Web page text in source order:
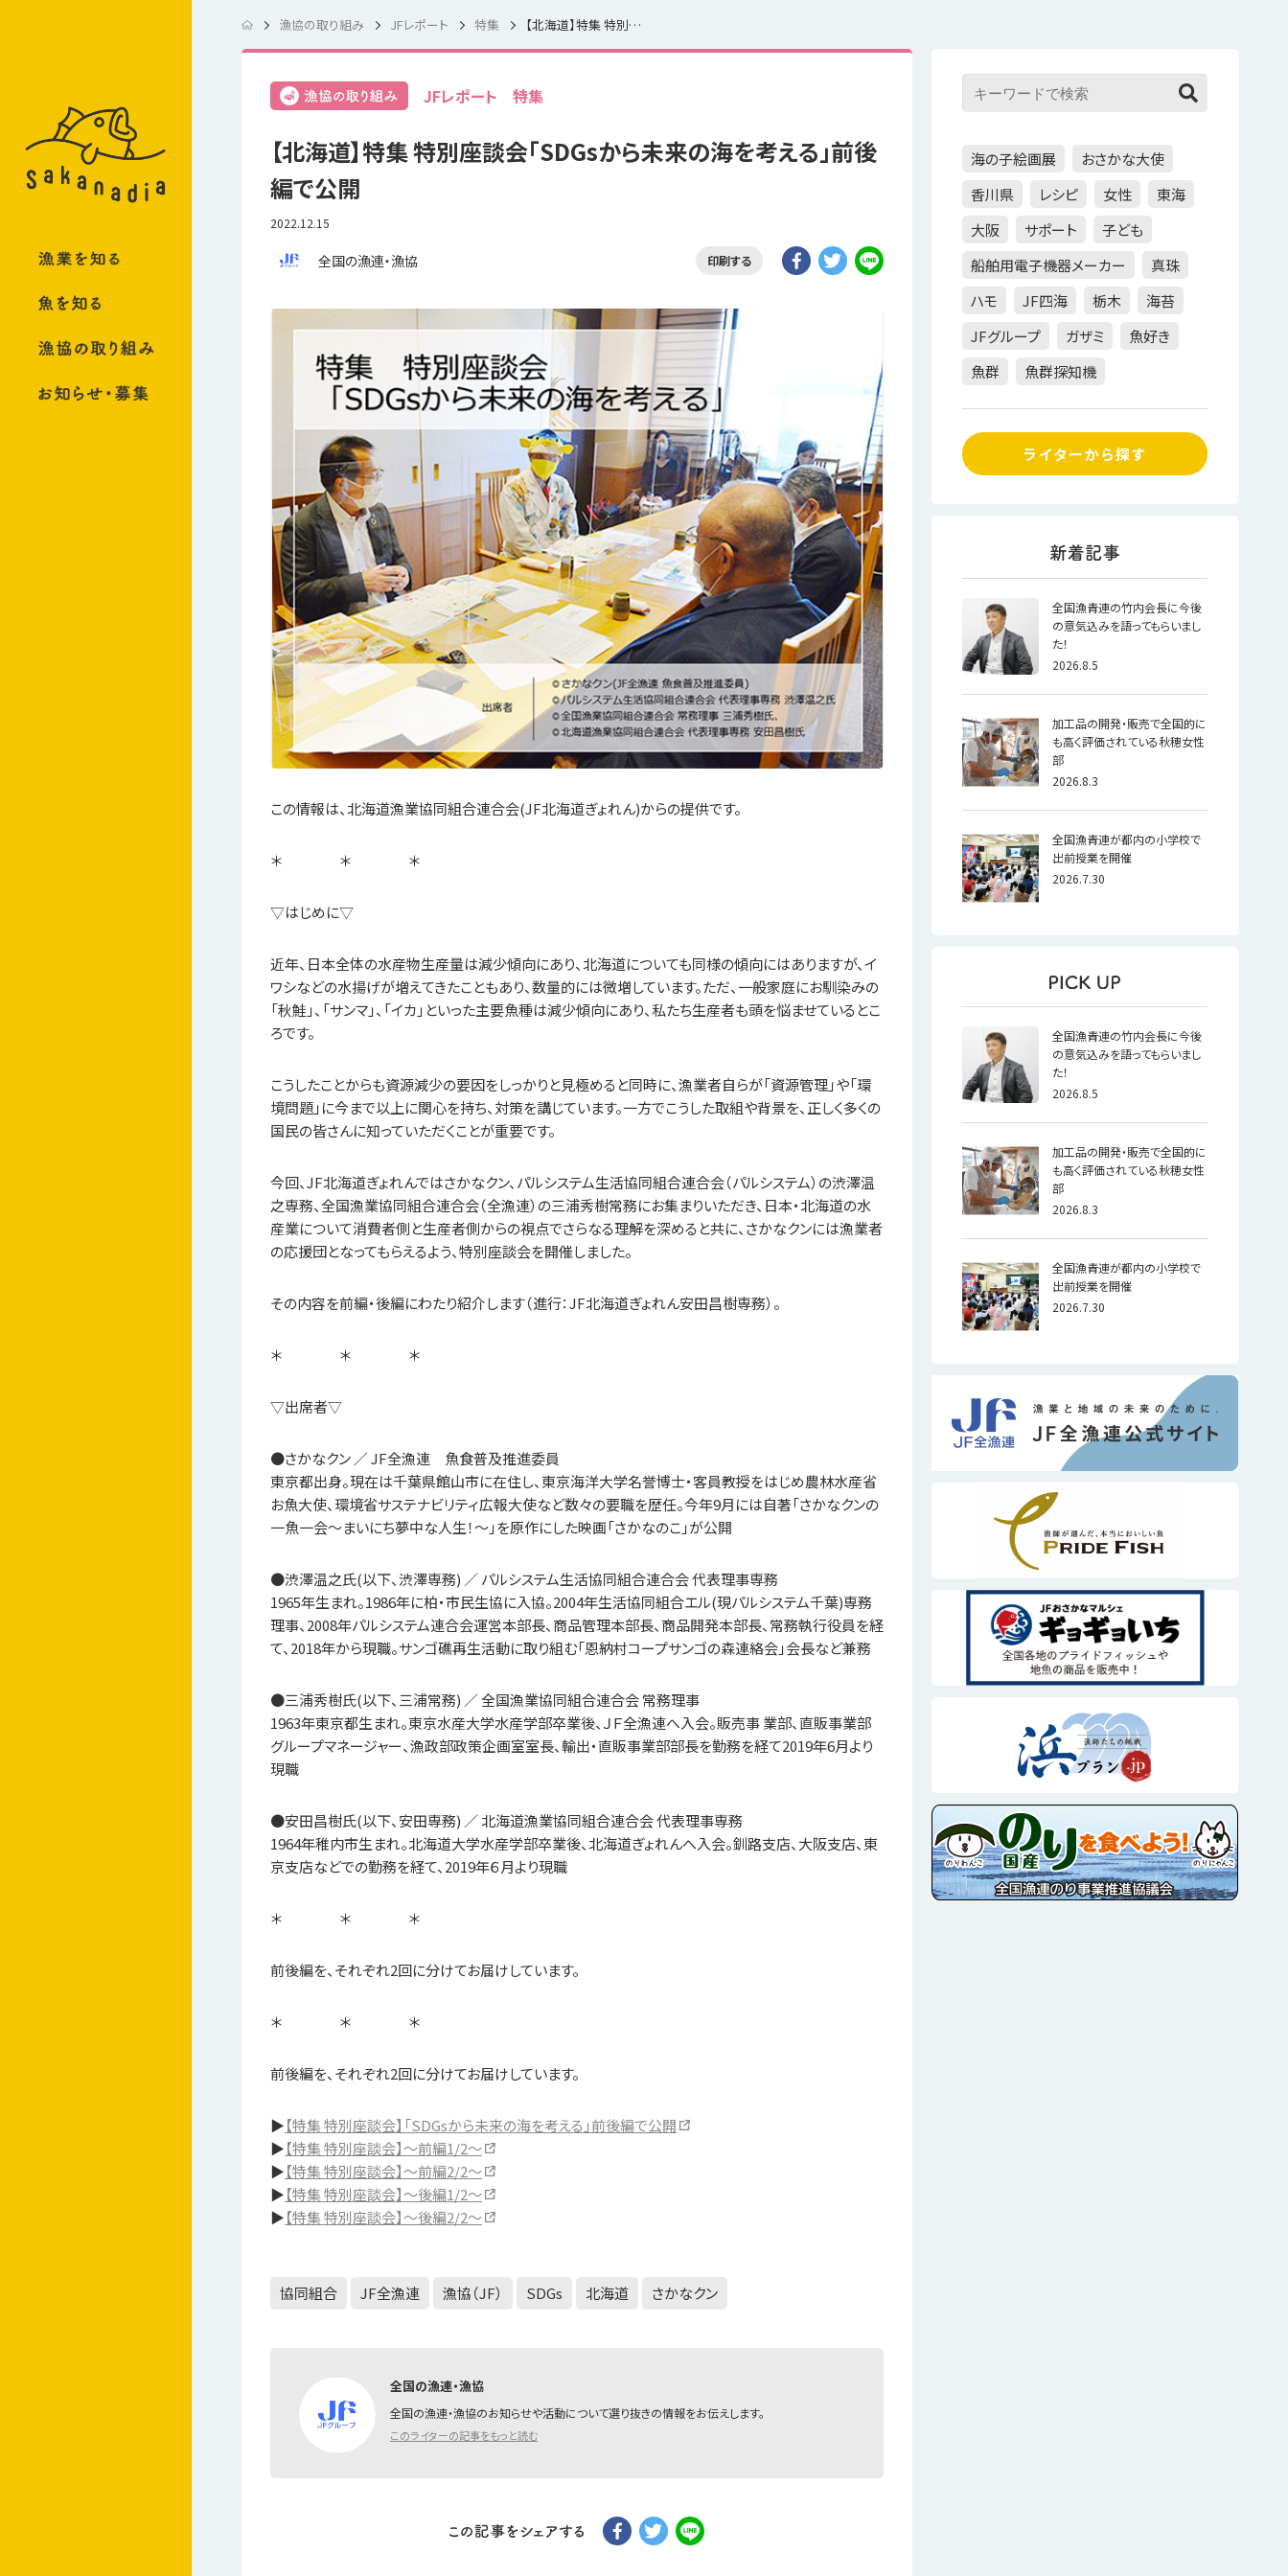
漁協の取り組み JFレポート 特集 【北海道】特集 特別座談会「SDGsから未来の海を考える」前後編で公開
JFレポート 特集
【北海道】特集 特別座談会「SDGsから未来の海を考える」前後
編で公開
2022.12.15
全国の漁連・漁協 印刷する
この情報は、北海道漁業協同組合連合会(JF北海道ぎょれん)からの提供です。
＊ ＊ ＊
▽はじめに▽
近年、日本全体の水産物生産量は減少傾向にあり、北海道についても同様の傾向にはありますが、イ
ワシなどの水揚げが増えてきたこともあり、数量的には微増しています。ただ、一般家庭にお馴染みの
「秋鮭」、「サンマ」、「イカ」といった主要魚種は減少傾向にあり、私たち生産者も頭を悩ませているとこ
ろです。
こうしたことからも資源減少の要因をしっかりと見極めると同時に、漁業者自らが「資源管理」や「環
境問題」に今まで以上に関心を持ち、対策を講じています。一方でこうした取組や背景を、正しく多くの
国民の皆さんに知っていただくことが重要です。
今回、JF北海道ぎょれんではさかなクン、パルシステム生活協同組合連合会（パルシステム）の渋澤温
之専務、全国漁業協同組合連合会（全漁連）の三浦秀樹常務にお集まりいただき、日本・北海道の水
産業について消費者側と生産者側からの視点でさらなる理解を深めると共に、さかなクンには漁業者
の応援団となってもらえるよう、特別座談会を開催しました。
その内容を前編・後編にわたり紹介します（進行：JF北海道ぎょれん安田昌樹専務）。
＊ ＊ ＊
▽出席者▽
●さかなクン ／ JF全漁連 魚食普及推進委員
東京都出身。現在は千葉県館山市に在住し、東京海洋大学名誉博士・客員教授をはじめ農林水産省
お魚大使、環境省サステナビリティ広報大使など数々の要職を歴任。今年9月には自著「さかなクンの
一魚一会～まいにち夢中な人生！～」を原作にした映画「さかなのこ」が公開
●渋澤温之氏(以下、渋澤専務) ／ パルシステム生活協同組合連合会 代表理事専務
1965年生まれ。1986年に柏・市民生協に入協。2004年生活協同組合エル(現パルシステム千葉)専務
理事、2008年パルシステム連合会運営本部長、商品管理本部長、商品開発本部長、常務執行役員を経
て、2018年から現職。サンゴ礁再生活動に取り組む「恩納村コープサンゴの森連絡会」会長など兼務
●三浦秀樹氏(以下、三浦常務) ／ 全国漁業協同組合連合会 常務理事
1963年東京都生まれ。東京水産大学水産学部卒業後、ＪＦ全漁連へ入会。販売事 業部、直販事業部
グループマネージャー、漁政部政策企画室室長、輸出・直販事業部部長を勤務を経て2019年6月より
現職
●安田昌樹氏(以下、安田専務) ／ 北海道漁業協同組合連合会 代表理事専務
1964年稚内市生まれ。北海道大学水産学部卒業後、北海道ぎょれんへ入会。釧路支店、大阪支店、東
京支店などでの勤務を経て、2019年６月より現職
＊ ＊ ＊
前後編を、それぞれ2回に分けてお届けしています。
＊ ＊ ＊
前後編を、それぞれ2回に分けてお届けしています。
▶【特集 特別座談会】「SDGsから未来の海を考える」前後編で公開
▶【特集 特別座談会】～前編1/2～
▶【特集 特別座談会】～前編2/2～
▶【特集 特別座談会】～後編1/2～
▶【特集 特別座談会】～後編2/2～
協同組合 JF全漁連 漁協（JF） SDGs 北海道 さかなクン
全国の漁連・漁協
全国の漁連・漁協のお知らせや活動について選り抜きの情報をお伝えします。
このライターの記事をもっと読む
海の子絵画展
おさかな大使
香川県
レシピ 女性
東海
大阪
サポート
子ども
船舶用電子機器メーカー
真珠
ハモ
JF四海 栃木
海苔
JFグループ
ガザミ
魚好き
魚群
魚群探知機
ライターから探す
全国漁青連の竹内会長に今後
の意気込みを語ってもらいまし
た！
2026.8.5
加工品の開発・販売で全国的に
も高く評価されている秋穂女性
部
2026.8.3
全国漁青連が都内の小学校で
出前授業を開催
2026.7.30
全国漁青連の竹内会長に今後
の意気込みを語ってもらいまし
た！
2026.8.5
加工品の開発・販売で全国的に
も高く評価されている秋穂女性
部
2026.8.3
全国漁青連が都内の小学校で
出前授業を開催
2026.7.30